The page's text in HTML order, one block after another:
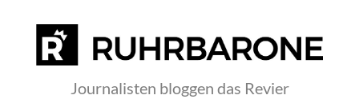
Journalisten bloggen das Revier